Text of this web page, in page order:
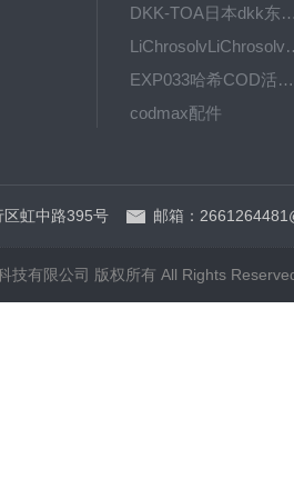
DKK-TOA日本dkk东亚电
EXP033哈希COD活塞泵价格 EXP033
codmax配件
虹中路395号 邮箱：
技有限公司 版权所有 All Rights